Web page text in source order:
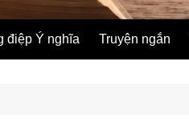
điệp Ý nghĩa Truyện ngắn